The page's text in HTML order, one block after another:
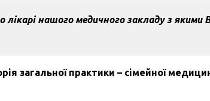
нашого медичного закладу з якими
загальної практики – сімейної